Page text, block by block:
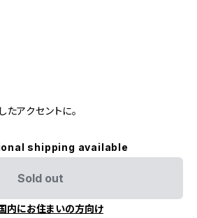
たアクセントに。
shipping available
Sold out
内にお住まいの方向け